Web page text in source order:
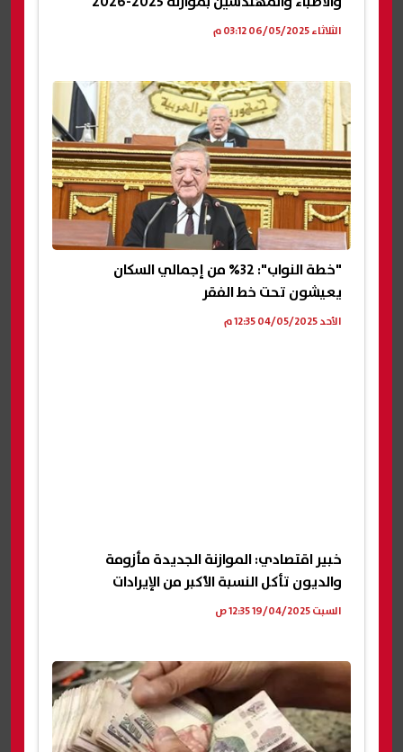
الثلاثاء 06/05/2025 03:12 م
"خطة النواب": 32% من إجمالي السكان
يعيشون تحت خط الفقر
الأحد 04/05/2025 12:35 م
خبير اقتصادي: الموازنة الجديدة مأزومة
والديون تأكل النسبة الأكبر من الإيرادات
السبت 19/04/2025 12:35 ص